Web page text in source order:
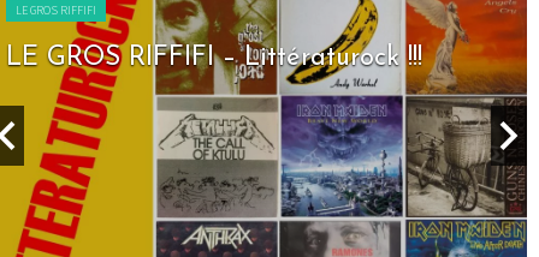
LE GROS RIFFIFI
LE GROS RIFFIFI – Littératurock !!!